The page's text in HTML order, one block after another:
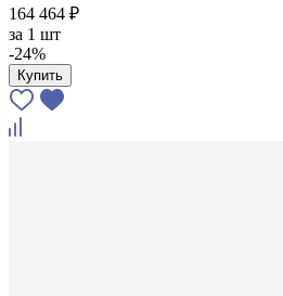
164 464 ₽
за 1 шт
-24%
Купить